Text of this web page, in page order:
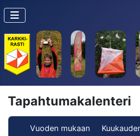
Tapahtumakalenteri
Vuoden mukaan